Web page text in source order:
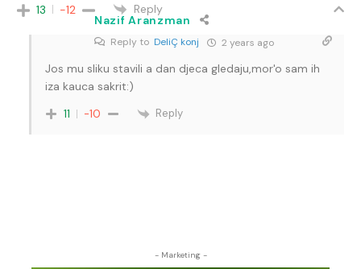
13 -12
Reply
Nazif Aranzman
Reply to DeliÇ konj 2 years ago
Jos mu sliku stavili a dan djeca gledaju,mor'o sam ih
iza kauca sakrit:)
11 -10 Reply
- Marketing -